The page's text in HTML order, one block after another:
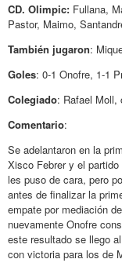
CD. Olimpic: Fullana,
Pastor, Maimo,
También jugaron:
Goles: 0-1 Onofre, 1-1
Colegiado: Rafael Moll,
Comentario:
Se adelantaron en la
Xisco Febrer y el
les puso de cara, pero
antes de finalizar la
empate por mediación
nuevamente Onofre
este resultado se llego
con victoria para los de